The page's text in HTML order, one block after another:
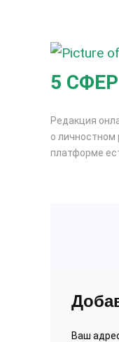
5 СФЕР
Редакция
о личностном
платформе
Ваш